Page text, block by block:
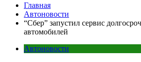
Главная
Автоновости
“Сбер” запустил сервис
автомобилей
Автоновости